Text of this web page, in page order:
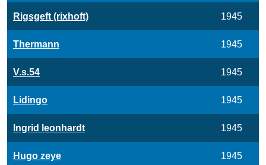
Rigsgeft (rixhoft) 1945
Thermann 1945
V.s.54 1945
Lidingo 1945
Ingrid leonhardt 1945
Hugo zeye 1945